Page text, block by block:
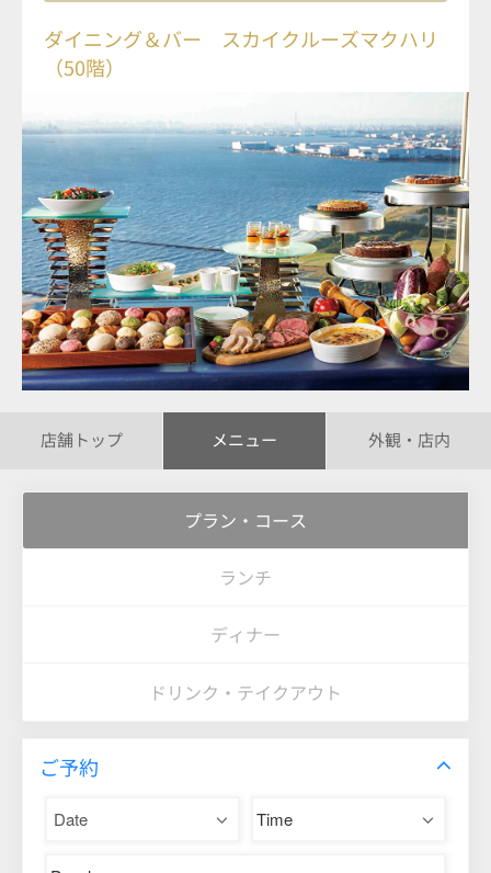
ダイニング＆バー スカイクルーズマクハリ
（50階）
店舗トップ メニュー 外観・店内
プラン・コース
ランチ
ディナー
ドリンク・テイクアウト
ご予約